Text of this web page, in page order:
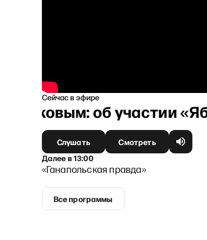
Сейчас в эфире
об участии
Слушать
Смотреть
Далеев13:00
«Ганапольская правда»
Все программы